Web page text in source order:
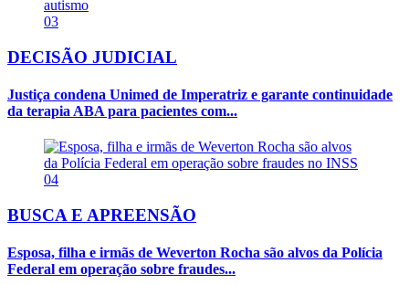
03
DECISÃO JUDICIAL
Justiça condena Unimed de Imperatriz e garante continuidade
da terapia ABA para pacientes com...
04
BUSCA E APREENSÃO
Esposa, filha e irmãs de Weverton Rocha são alvos da Polícia
Federal em operação sobre fraudes...